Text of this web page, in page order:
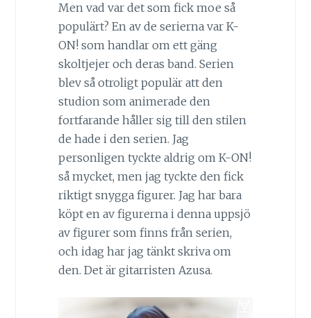
Men vad var det som fick moe så
populärt? En av de serierna var K-
ON! som handlar om ett gäng
skoltjejer och deras band. Serien
blev så otroligt populär att den
studion som animerade den
fortfarande håller sig till den stilen
de hade i den serien. Jag
personligen tyckte aldrig om K-ON!
så mycket, men jag tyckte den fick
riktigt snygga figurer. Jag har bara
köpt en av figurerna i denna uppsjö
av figurer som finns från serien,
och idag har jag tänkt skriva om
den. Det är gitarristen Azusa.